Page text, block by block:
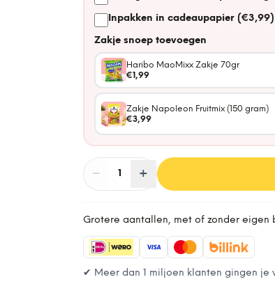
Inpakken in cadeaupapier (€3,99)
Zakje snoep toevoegen
Haribo MaoMixx Zakje 70gr
€1,99
Zakje Napoleon Fruitmix (150 gram)
€3,99
− Aantal
1 +
Grotere aantallen, met of zonder eigen
✔ Meer dan 1 miljoen klanten gingen je